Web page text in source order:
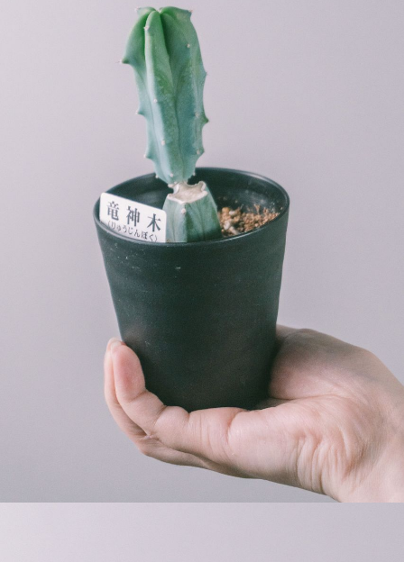
Q. 配送できないエリアはありますか？
ただいま沖縄・離島エリアへの配送には対応しておりませ
ん。ご了承ください。
Q. 配送日時は指定できますか？
お花をベストなタイミングで発送しているため、お届け日の
指定はできません。受け取り時間帯は、発送後にクロネコヤ
マトのアプリから変更可能です。
Q. 注文後にキャンセルできますか？
ご注文後一定時間内であればキャンセル可能です。